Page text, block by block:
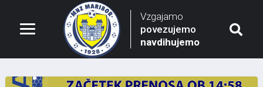
Vzgajamo
povezujemo
navdihujemo